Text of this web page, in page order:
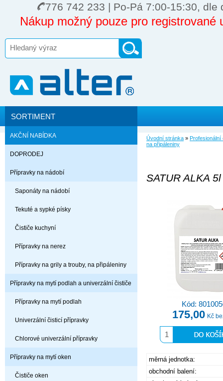
776 742 233 | Po-Pá 7:00-15:30, dle
Nákup možný pouze pro registrované
SORTIMENT
AKČNÍ NABÍDKA
DOPRODEJ
Přípravky na nádobí
Saponáty na nádobí
Tekuté a sypké písky
Čističe kuchyní
Přípravky na nerez
Přípravky na grily a trouby, na připáleniny
Přípravky na mytí podlah a univerzální čističe
Přípravky na mytí podlah
Univerzální čisticí přípravky
Chlorové univerzální přípravky
Přípravky na mytí oken
Čističe oken
Úvodní stránka »
na připáleniny
SATUR ALKA
Kód:
175,00 Kč
měrná jednotka:
obchodní balení: